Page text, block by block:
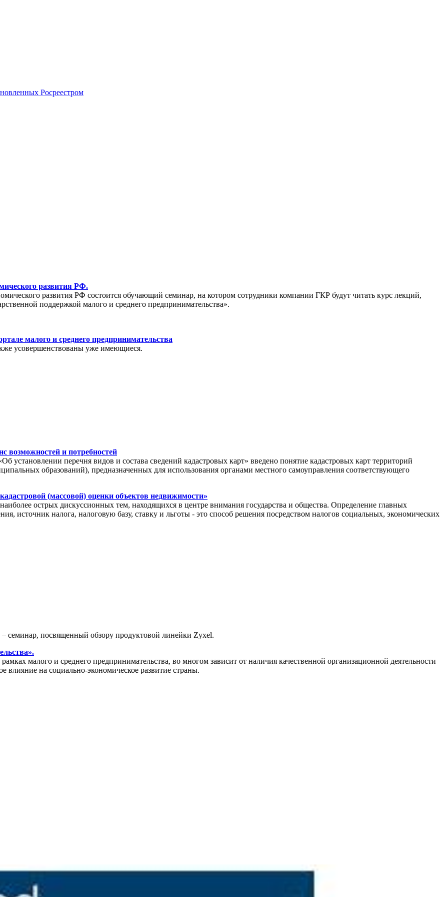
Росреестром
развития РФ.
развития РФ состоится обучающий семинар, на котором сотрудники компании ГКР будут читать курс лекций,
поддержкой малого и среднего предпринимательства».
малого и среднего предпринимательства
усовершенствованы уже имеющиеся.
возможностей и потребностей
перечня видов и состава сведений кадастровых карт» введено понятие кадастровых карт территорий
образований), предназначенных для использования органами местного самоуправления соответствующего
(массовой) оценки объектов недвижимости»
острых дискуссионных тем, находящихся в центре внимания государства и общества. Определение главных
источник налога, налоговую базу, ставку и льготы - это способ решения посредством налогов социальных, экономических
семинар, посвященный обзору продуктовой линейки Zyxel.
малого и среднего предпринимательства, во многом зависит от наличия качественной организационной деятельности
влияние на социально-экономическое развитие страны.